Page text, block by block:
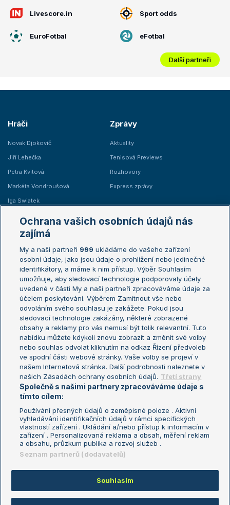
Livescore.in Sport odds
EuroFotbal eFotbal
Další partneři
Hráči
Novak Djokovič
Jiří Lehečka
Petra Kvitová
Markéta Vondroušová
Iga Swiatek
Zprávy
Aktuality
Tenisová Previews
Rozhovory
Express zprávy
Žebříčky
Žebříček ATP (muži)
Žebříček WTA (ženy)
Sázkařský žebříček
Australian Open
French Open
Wimbledon
US Open
Turnaj mistrů
Turnaj mistryň
Aktualní trendy
Fotbalové přestupy
Livesport Daily
LS Prague Open
Podmínky užití
Nastavení soukromí
GDPR a žurnalistika
Reklama
Kontakt
Informace o zpracování osobních
údajů
Copyright © 2008-2026 TenisPortal.cz. Využíváme zpravodajství ČTK.
Ochrana vašich osobních údajů nás
zajímá
My a naši partneři 999 ukládáme do vašeho zařízení
osobní údaje, jako jsou údaje o prohlížení nebo jedinečné
identifikátory, a máme k nim přístup. Výběr Souhlasím
umožňuje, aby sledovací technologie podporovaly účely
uvedené v části My a naši partneři zpracováváme údaje za
účelem poskytování. Výběrem Zamítnout vše nebo
odvoláním svého souhlasu je zakážete. Pokud jsou
sledovací technologie zakázány, některé zobrazené
obsahy a reklamy pro vás nemusí být tolik relevantní. Tuto
nabídku můžete kdykoli znovu zobrazit a změnit své volby
nebo souhlas odvolat kliknutím na odkaz Řízení předvoleb
ve spodní části webové stránky. Vaše volby se projeví v
našem Internetová stránka. Další podrobnosti naleznete v
našich Zásadách ochrany osobních údajů. Třetí strany
Společně s našimi partnery zpracováváme údaje s
tímto cílem:
Používání přesných údajů o zeměpisné poloze . Aktivní
vyhledávání identifikačních údajů v rámci specifických
vlastností zařízení . Ukládání a/nebo přístup k informacím v
zařízení . Personalizovaná reklama a obsah, měření reklam
a obsahu, průzkum publika a rozvoj služeb .
Seznam partnerů (dodavatelů)
Souhlasím